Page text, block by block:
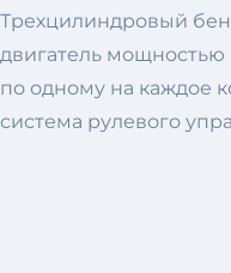
Трехцилиндровый
двигатель мощностью
по одному на каждое
система рулевого